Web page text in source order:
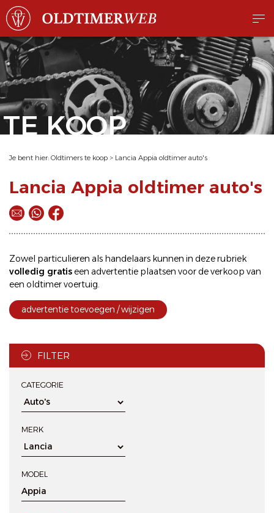
TE KOOP
Je bent hier: Oldtimers te koop > Lancia Appia oldtimer auto's
Lancia Appia oldtimer auto's
Zowel particulieren als handelaars kunnen in deze rubriek
volledig gratis een advertentie plaatsen voor deverkoop van
een oldtimer voertuig.
advertentie toevoegen / wijzigen
FILTER
CATEGORIE
MERK
MODEL